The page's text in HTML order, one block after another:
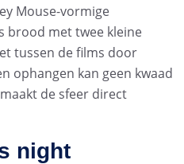
Mouse-vormige
brood met twee kleine
tussen de films door
ophangen kan geen kwaad
de sfeer direct
night